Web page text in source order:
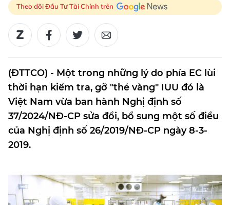
Theo dõi Đầu Tư Tài Chính trên
(ĐTTCO) - Một trong những lý do phía EC lùi
thời hạn kiểm tra, gỡ "thẻ vàng" IUU đó là
Việt Nam vừa ban hành Nghị định số
37/2024/NĐ-CP sửa đổi, bổ sung một số điều
của Nghị định số 26/2019/NĐ-CP ngày 8-3-
2019.